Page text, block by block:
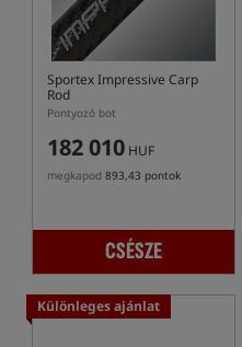
Sportex Impressive Carp
Rod
Pontyozó bot
182 010 HUF
megkapod 893,43 pontok
CSÉSZE
Különleges ajánlat